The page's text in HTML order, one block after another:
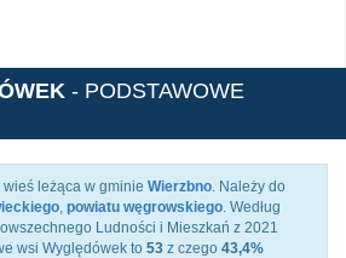
- PODSTAWOWE
wieś leżąca w gminie Wierzbno. Należy do
, powiatu węgrowskiego. Według
Ludności i Mieszkań z 2021
wsi Wyględówek to 53 z czego 43,4%